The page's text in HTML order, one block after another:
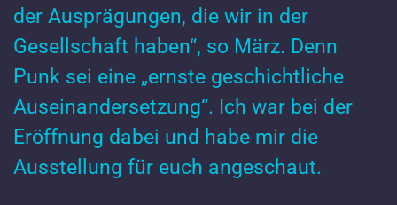
der Ausprägungen, die wir in der
Gesellschaft haben“, so März. Denn
Punk sei eine „ernste geschichtliche
Auseinandersetzung“. Ich war bei der
Eröffnung dabei und habe mir die
Ausstellung für euch angeschaut.